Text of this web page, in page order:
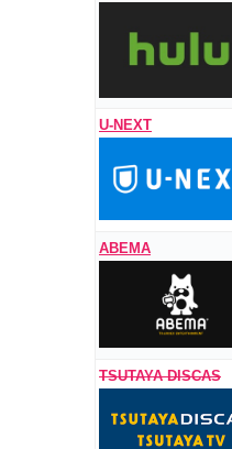
U-NEXT
ABEMA
TSUTAYA DISCAS